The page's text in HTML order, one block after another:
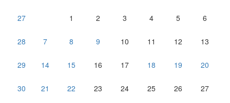
27 1 2 3 4 5 6
28 7 8 9 10 11 12 13
29 14 15 16 17 18 19 20
30 21 22 23 24 25 26 27